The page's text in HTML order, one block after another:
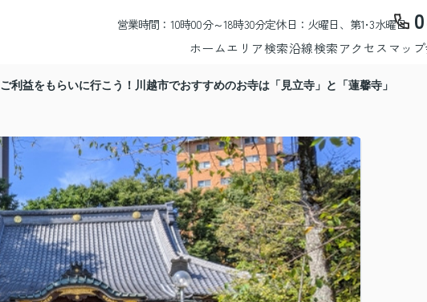
営業時間：10時00分～18時30分定休日：火曜日、第1･3水曜日
ホームエリア検索沿線検索アクセスマップ
ご利益をもらいに行こう！川越市でおすすめのお寺は「見立寺」と「蓮馨寺」